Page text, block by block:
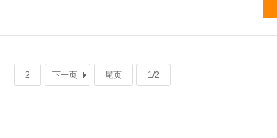
2 下一页 尾页 1/2